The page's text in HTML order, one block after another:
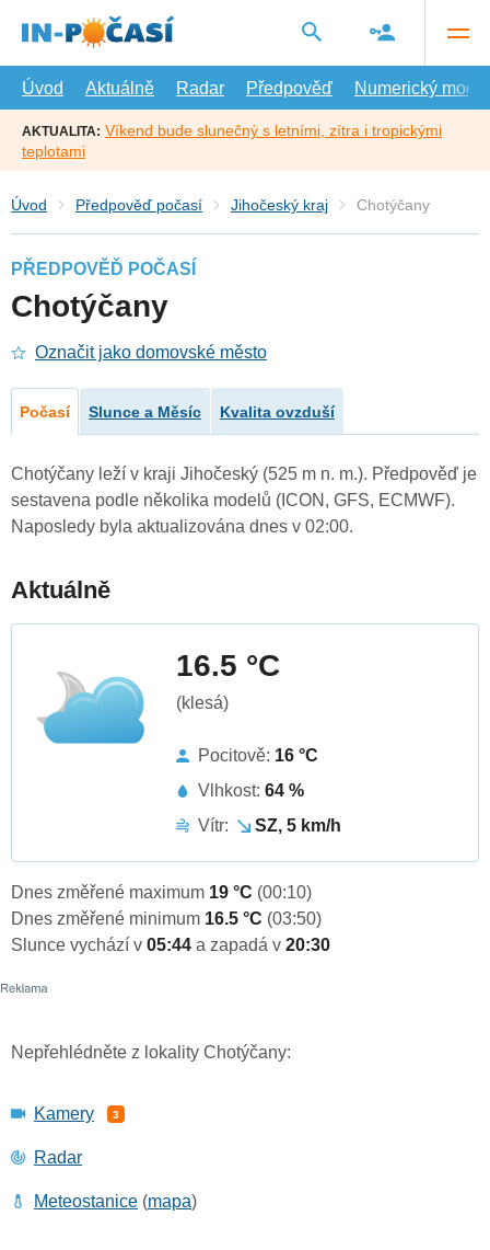
hlavní
Úvod
Aktuálně Radar Předpověď Numerický model
AKTUALITA: Víkend bude slunečný s letními, zítra i tropickými
teplotami
Úvod Předpověď počasí Jihočeský kraj Chotýčany
PŘEDPOVĚĎ POČASÍ
Chotýčany
Označit jako domovské město
Počasí Slunce a Měsíc Kvalita ovzduší
Chotýčany leží v kraji Jihočeský (525 m n. m.). Předpověď je
sestavena podle několika modelů (ICON, GFS, ECMWF).
Naposledy byla aktualizována dnes v 02:00.
Aktuálně
16.5 °C
(klesá)
Pocitově: 16 °C
Vlhkost: 64 %
Vítr:
SZ, 5 km/h
Dnes změřené maximum 19 °C (00:10)
Dnes změřené minimum 16.5 °C (03:50)
Slunce vychází v 05:44 a zapadá v 20:30
Nepřehlédněte z lokality Chotýčany:
Kamery 3
Radar
Meteostanice (mapa)